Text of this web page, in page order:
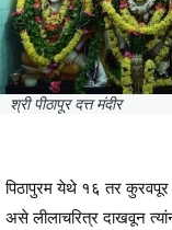
श्री पीठापूर दत्त मंदीर
पिठापुरम येथे १६ तर कुरवपूर
असे लीलाचरित्र दाखवून